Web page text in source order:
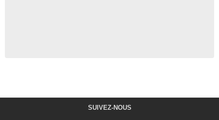
SUIVEZ-NOUS